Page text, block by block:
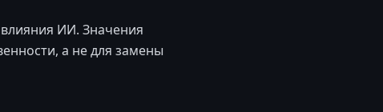
ИИ. Значения
а не для замены